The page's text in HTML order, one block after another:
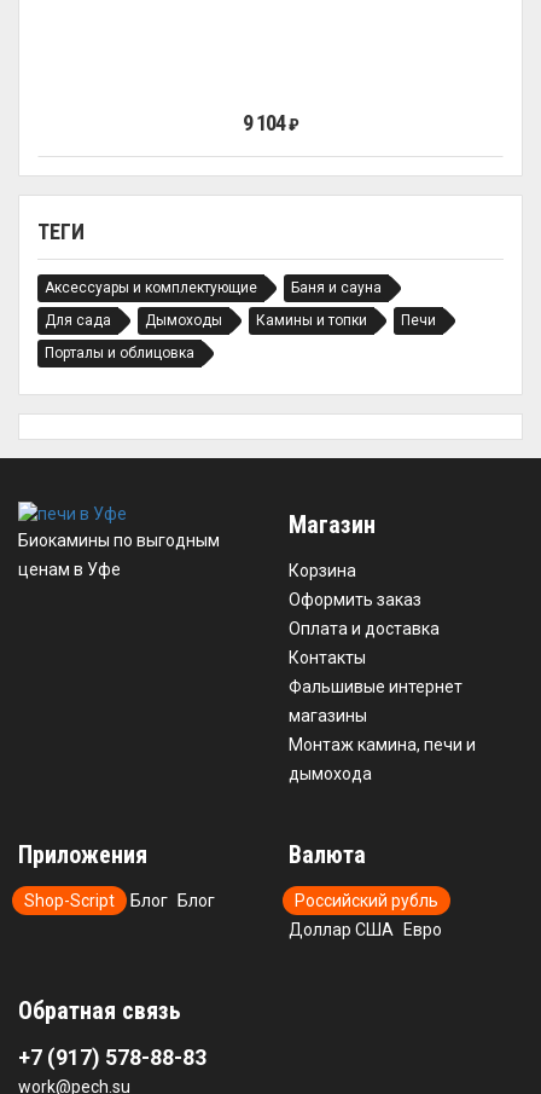
ТЕГИ
Аксессуары и комплектующие
Баня и сауна
Для сада
Дымоходы Камины и топки
Печи
Порталы и облицовка
9 104₽
Биокамины по выгодным
ценам в Уфе
Магазин
Корзина
Оформить заказ
Оплата и доставка
Контакты
Фальшивые интернет
магазины
Монтаж камина, печи и
дымохода
Приложения
Shop-Script Блог Блог
Валюта
Российский рубль
Доллар США
Евро
Обратная связь
+7 (917) 578-88-83
work@pech.su